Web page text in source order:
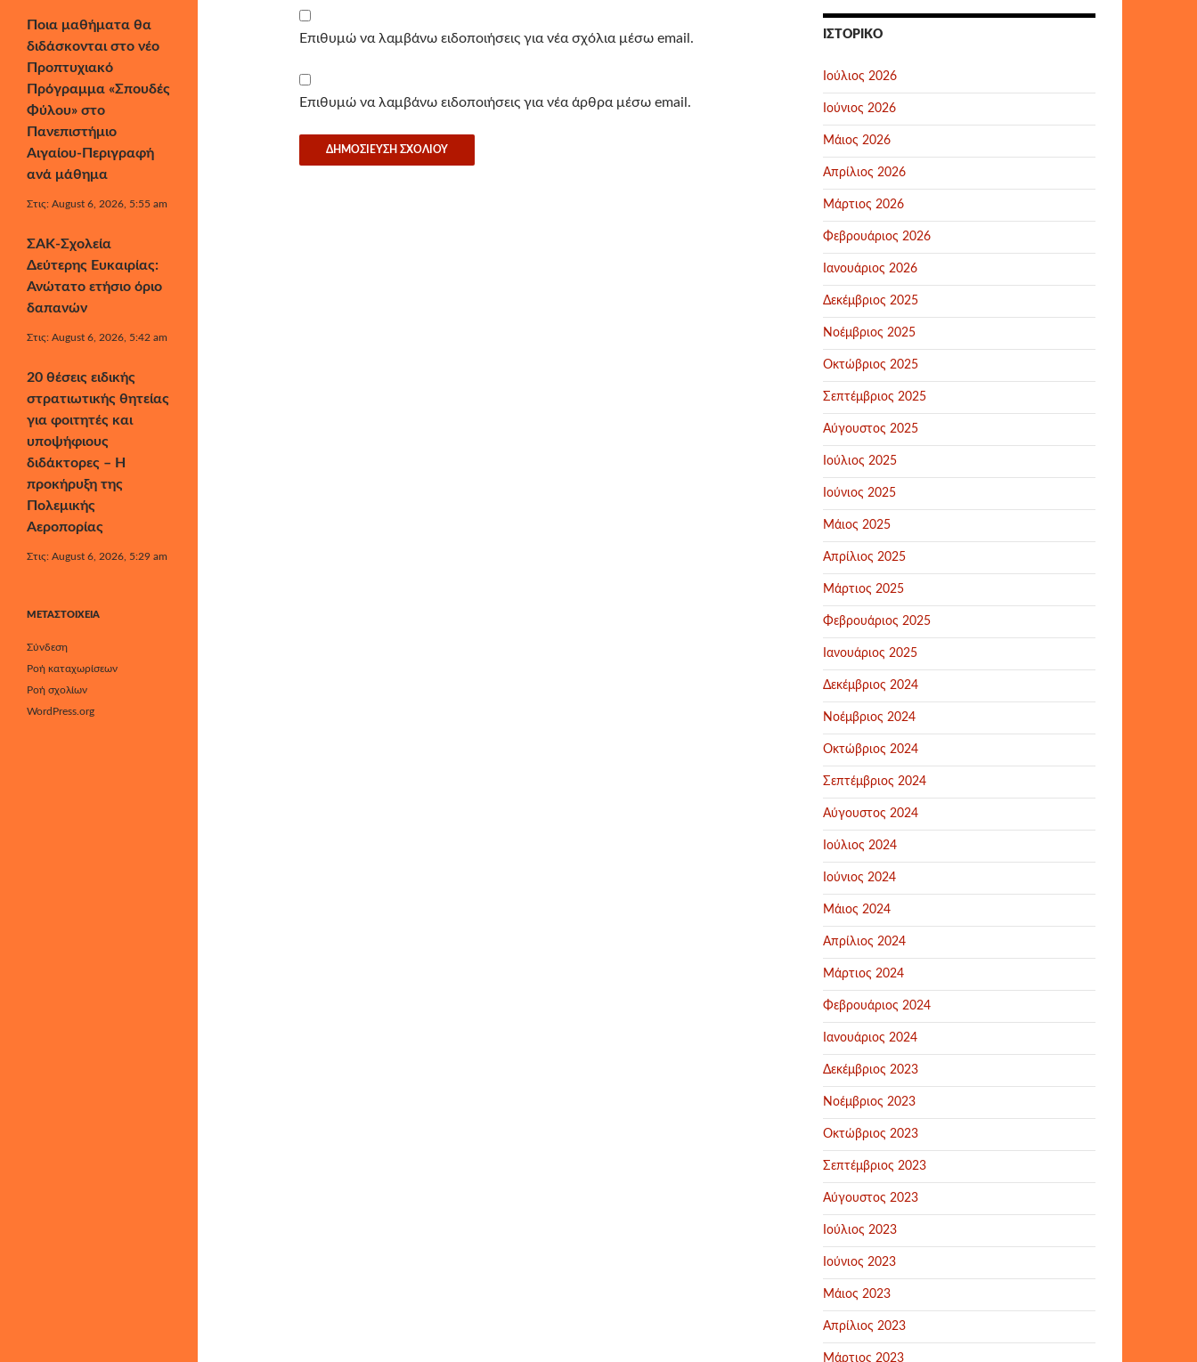
Επιθυμώ να λαμβάνω ειδοποιήσεις για νέα σχόλια μέσω email.
Επιθυμώ να λαμβάνω ειδοποιήσεις για νέα άρθρα μέσω email.
ΙΣΤΟΡΙΚΌ
Ιούλιος 2026
Ιούνιος 2026
Μάιος 2026
Απρίλιος 2026
Μάρτιος 2026
Φεβρουάριος 2026
Ιανουάριος 2026
Δεκέμβριος 2025
Νοέμβριος 2025
Οκτώβριος 2025
Σεπτέμβριος 2025
Αύγουστος 2025
Ιούλιος 2025
Ιούνιος 2025
Μάιος 2025
Απρίλιος 2025
Μάρτιος 2025
Φεβρουάριος 2025
Ιανουάριος 2025
Δεκέμβριος 2024
Νοέμβριος 2024
Οκτώβριος 2024
Σεπτέμβριος 2024
Αύγουστος 2024
Ιούλιος 2024
Ιούνιος 2024
Μάιος 2024
Απρίλιος 2024
Μάρτιος 2024
Φεβρουάριος 2024
Ιανουάριος 2024
Δεκέμβριος 2023
Νοέμβριος 2023
Οκτώβριος 2023
Σεπτέμβριος 2023
Αύγουστος 2023
Ιούλιος 2023
Ιούνιος 2023
Μάιος 2023
Απρίλιος 2023
Μάρτιος 2023
Ποια μαθήματα θα
διδάσκονται στο νέο
Προπτυχιακό
Πρόγραμμα «Σπουδές
Φύλου» στο
Πανεπιστήμιο
Αιγαίου-Περιγραφή
ανά μάθημα
Στις: August 6, 2026, 5:55 am
ΣΑΚ-Σχολεία
Δεύτερης Ευκαιρίας:
Ανώτατο ετήσιο όριο
δαπανών
Στις: August 6, 2026, 5:42 am
20 θέσεις ειδικής
στρατιωτικής θητείας
για φοιτητές και
υποψήφιους
διδάκτορες – Η
προκήρυξη της
Πολεμικής
Αεροπορίας
Στις: August 6, 2026, 5:29 am
ΜΕΤΑΣΤΟΙΧΕΊΑ
Σύνδεση
Ροή καταχωρίσεων
Ροή σχολίων
WordPress.org